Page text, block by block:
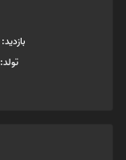
بازدید: 112 - کد متوفی: 5061937
تولد: 1344/01/01 فوت: 1365/12/05